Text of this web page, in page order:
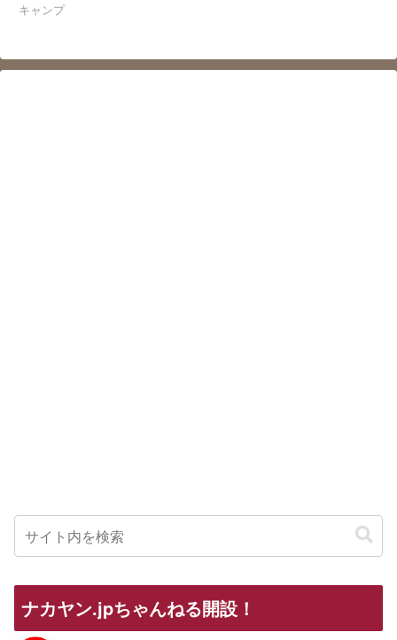
キャンプ
ナカヤン.jpちゃんねる開設！